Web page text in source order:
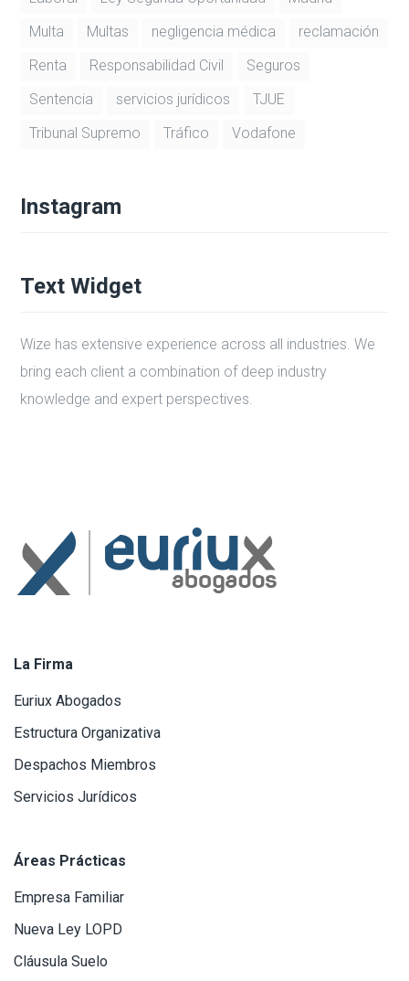
Multa
Multas negligencia médica
reclamación
Renta
Responsabilidad Civil
Seguros
Sentencia
servicios jurídicos
TJUE
Tribunal Supremo
Tráfico Vodafone
Instagram
Text Widget
Wize has extensive experience across all industries. We
bring each client a combination of deep industry
knowledge and expert perspectives.
La Firma
Euriux Abogados
Estructura Organizativa
Despachos Miembros
Servicios Jurídicos
Áreas Prácticas
Empresa Familiar
Nueva Ley LOPD
Cláusula Suelo